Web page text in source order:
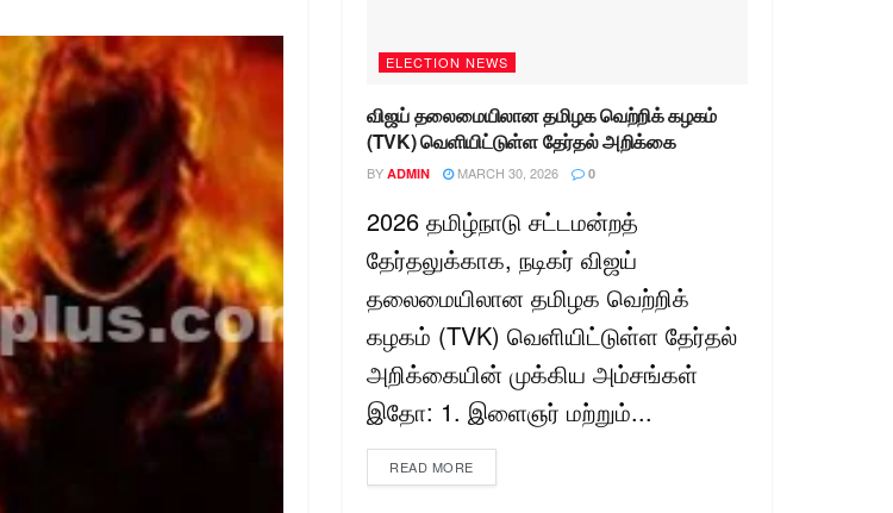
ELECTION NEWS
விஜய் தலைமையிலான தமிழக வெற்றிக் கழகம்
(TVK) வெளியிட்டுள்ள தேர்தல் அறிக்கை
BY ADMIN MARCH 30, 2026 0
2026 தமிழ்நாடு சட்டமன்றத்
தேர்தலுக்காக, நடிகர் விஜய்
தலைமையிலான தமிழக வெற்றிக்
கழகம் (TVK) வெளியிட்டுள்ள தேர்தல்
அறிக்கையின் முக்கிய அம்சங்கள்
இதோ: 1. இளைஞர் மற்றும்...
READ MORE